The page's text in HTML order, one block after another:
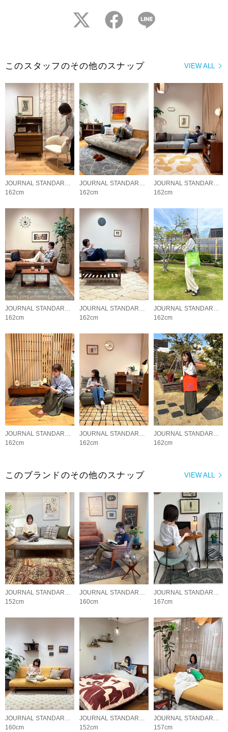
twitter facebook
VIEW ALL
このスタッフのその他のスナップ
JOURNAL STANDARD FURNITURE
162cm
JOURNAL STANDARD FURNITURE
162cm
JOURNAL STANDARD FURNITURE
162cm
JOURNAL STANDARD FURNITURE
162cm
JOURNAL STANDARD FURNITURE
162cm
JOURNAL STANDARD FURNITURE
162cm
JOURNAL STANDARD FURNITURE
162cm
JOURNAL STANDARD FURNITURE
162cm
JOURNAL STANDARD FURNITURE
162cm
VIEW ALL
このブランドのその他のスナップ
JOURNAL STANDARD FURNITURE
152cm
JOURNAL STANDARD FURNITURE
160cm
JOURNAL STANDARD FURNITURE
167cm
160cm
152cm
157cm